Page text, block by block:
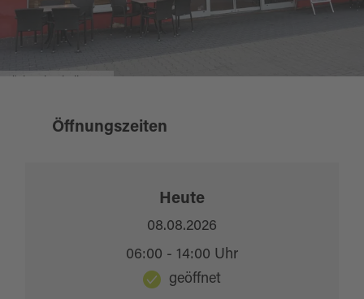
Öffnungszeiten
Heute
08.08.2026
06:00 - 14:00 Uhr
geöffnet